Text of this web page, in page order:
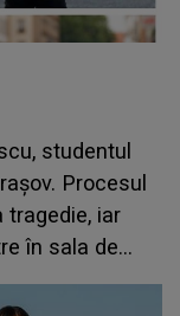
studentul
Procesul
tragedie, iar
în sala de
e mort și..”